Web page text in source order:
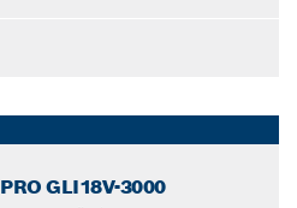
PRO GLI18V-3000